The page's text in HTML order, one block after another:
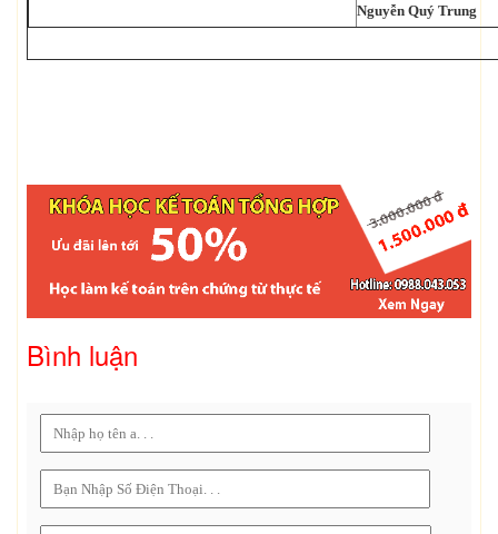
Nguyễn Quý Trung
Bình luận